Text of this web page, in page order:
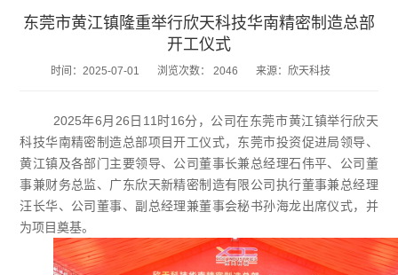
东莞市黄江镇隆重举行欣天科技华南精密制造总部
开工仪式
时间： 2025-07-01 浏览次数： 2046 来源：欣天科技
2025年6月 26日 11 时16分，公司在东莞市黄江镇举行欣天
科技华南精密制造总部项目开工仪式，东莞市投资促进局领导、
黄江镇及各部门主要领导、公司董事长兼总经理石伟平、公司董
事兼财务总监、广东欣天新精密制造有限公司执行董事兼总经理
汪长华、公司董事、副总经理兼董事会秘书孙海龙出席仪式，并
为项目奠基。